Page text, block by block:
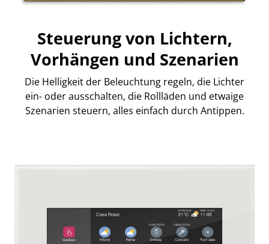
Steuerung von Lichtern,
Vorhängen und Szenarien
Die Helligkeit der Beleuchtung regeln, die Lichter
ein- oder ausschalten, die Rollläden und etwaige
Szenarien steuern, alles einfach durch Antippen.